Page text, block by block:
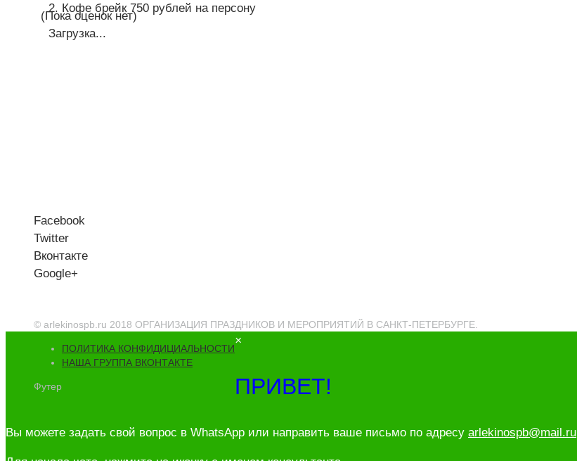
Кофе брейк 750 рублей на персону
(Пока оценок нет)
Загрузка...
Facebook
Twitter
Вконтакте
Google+
© arlekinospb.ru 2018 ОРГАНИЗАЦИЯ ПРАЗДНИКОВ И МЕРОПРИЯТИЙ В САНКТ-ПЕТЕРБУРГЕ.
ПОЛИТИКА КОНФИДИЦИАЛЬНОСТИ
НАША ГРУППА ВКОНТАКТЕ
Футер
×
ПРИВЕТ!
Вы можете задать свой вопрос в WhatsApp или направить ваше письмо по адресу arlekinospb@mail.ru